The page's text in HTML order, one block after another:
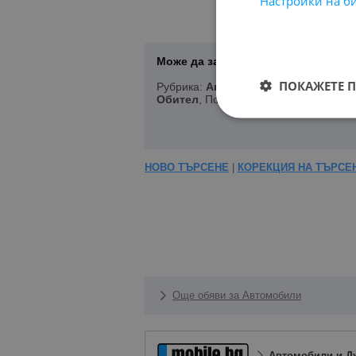
Може да запазите Вашето търсене
Рубрика: Автомобили и Джипове,
Обител, Подредени по:
НОВО ТЪРСЕНЕ КОРЕКЦИЯ НА
Още обяви за Автомобили
ПОКАЖЕТЕ